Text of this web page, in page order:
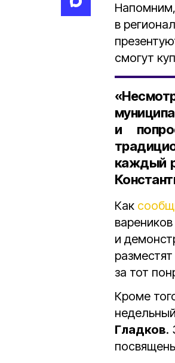
Напомним,
в
смогут
и
каждый
Как
и
за тот
Кроме
Гладков.